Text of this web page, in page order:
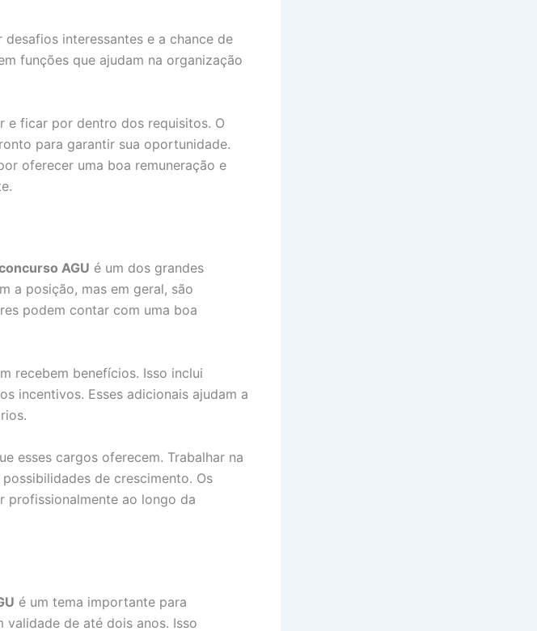
interessantes e a chance de
funções que ajudam na organização
e ficar por dentro dos requisitos. O
para garantir sua oportunidade.
oferecer uma boa remuneração e
AGU é um dos grandes
a posição, mas em geral, são
podem contar com uma boa
recebem benefícios. Isso inclui
incentivos. Esses adicionais ajudam a
esses cargos oferecem. Trabalhar na
de crescimento. Os
profissionalmente ao longo da
é um tema importante para
validade de até dois anos. Isso